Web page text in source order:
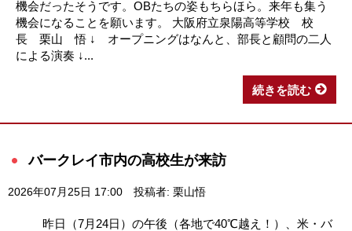
機会だったそうです。OBたちの姿もちらほら。来年も集う
機会になることを願います。 大阪府立泉陽高等学校 校
長 栗山 悟 ↓ オープニングはなんと、部長と顧問の二人
による演奏 ↓...
続きを読む
バークレイ市内の高校生が来訪
2026年07月25日 17:00 投稿者: 栗山悟
昨日（7月24日）の午後（各地で40℃越え！）、米・バ